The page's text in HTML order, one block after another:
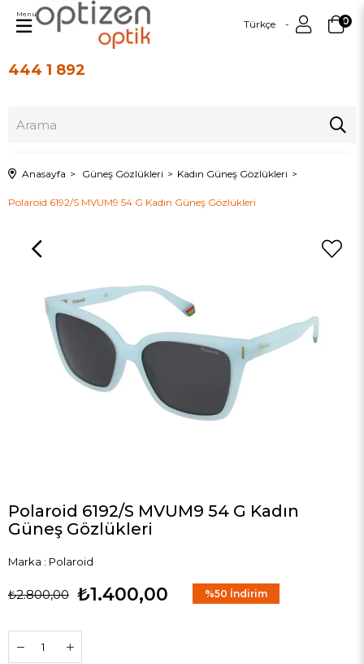
444 1 892
Türkçe 0
Menu
Anasayfa Güneş Gözlükleri Kadın Güneş Gözlükleri
Polaroid 6192/S MVUM9 54 G Kadın Güneş Gözlükleri
Polaroid 6192/S MVUM9 54 G Kadın
Güneş Gözlükleri
Marka : Polaroid
₺2.800,00 ₺1.400,00 %50 İndirim